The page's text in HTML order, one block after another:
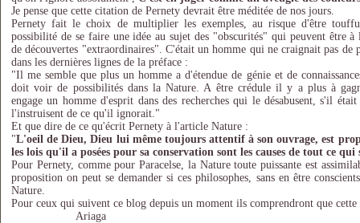
Je pense que cette citation de Pernety devrait être méditée de nos jours.
Pernety fait le choix de multiplier les exemples, au risque d'être
possibilité de se faire une idée au sujet des "obscurités" qui peuvent être
de découvertes "extraordinaires". C'était un homme qui ne craignait pas de
dans les dernières lignes de la préface :
"Il me semble que plus un homme a d'étendue de génie et de
doit voir de possibilités dans la Nature. A être crédule il y a plus à
engage un homme d'esprit dans des recherches qui le désabusent, s'il
l'instruisent de ce qu'il ignorait."
Et que dire de ce qu'écrit Pernety à l'article Nature :
"L'oeil de Dieu, Dieu lui même toujours attentif à son ouvrage, est
les lois qu'il a posées pour sa conservation sont les causes de tout ce
Pour Pernety, comme pour Paracelse, la Nature toute puissante est
proposition on peut se demander si ces philosophes, sans en être
Nature.
Pour ceux qui suivent ce blog depuis un moment ils comprendront que
Ariaga